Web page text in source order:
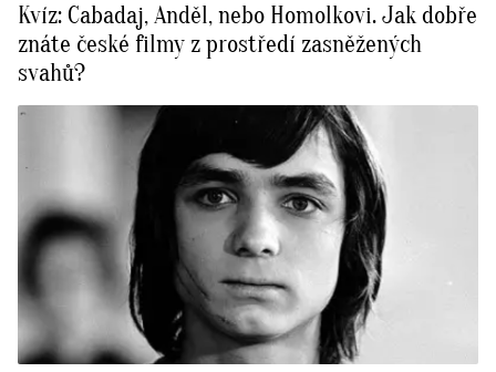
Kvíz: Cabadaj, Anděl, nebo Homolkovi. Jak dobře
znáte české filmy z prostředí zasněžených
svahů?